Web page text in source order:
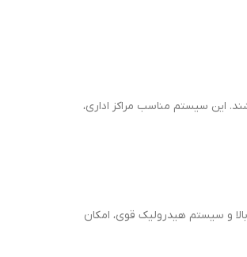
این سیستم مناسب مراکز اداری،
و سیستم هیدرولیک قوی، امکان